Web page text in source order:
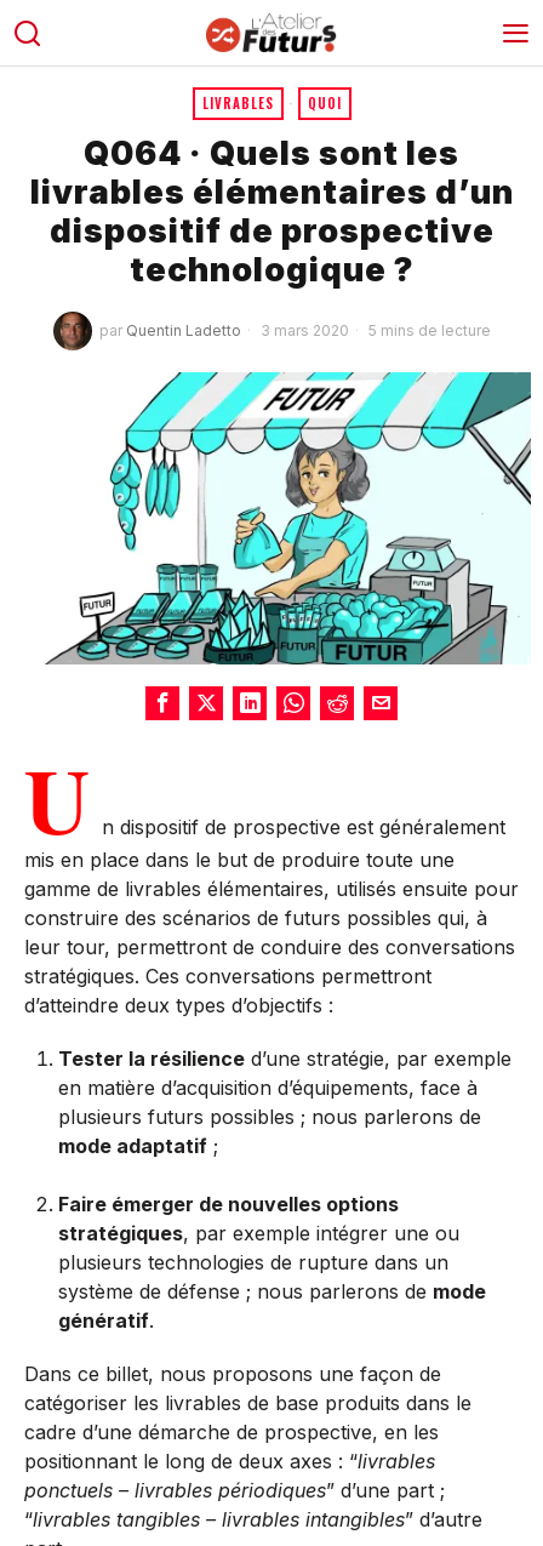
LIVRABLES · QUOI
Q064 · Quels sont les
livrables élémentaires d’un
dispositif de prospective
technologique ?
par Quentin Ladetto 3 mars 2020 5 mins de lecture
U n dispositif de prospective est généralement
mis en place dans le but de produire toute une
gamme de livrables élémentaires, utilisés ensuite pour
construire des scénarios de futurs possibles qui, à
leur tour, permettront de conduire des conversations
stratégiques. Ces conversations permettront
d’atteindre deux types d’objectifs :
Tester la résilience d’une stratégie, par exemple
en matière d’acquisition d’équipements, face à
plusieurs futurs possibles ; nous parlerons de
mode adaptatif ;
Faire émerger de nouvelles options
stratégiques, par exemple intégrer une ou
plusieurs technologies de rupture dans un
système de défense ; nous parlerons de mode
génératif.
Dans ce billet, nous proposons une façon de
catégoriser les livrables de base produits dans le
cadre d’une démarche de prospective, en les
positionnant le long de deux axes : “livrables
ponctuels – livrables périodiques” d’une part ;
“livrables tangibles – livrables intangibles” d’autre